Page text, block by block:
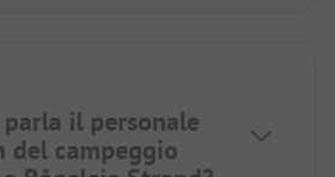
il personale
del campeggio